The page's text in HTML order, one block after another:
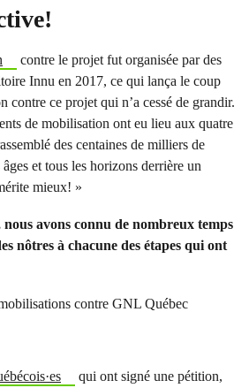
contre le projet fut organisée par des
Innu en 2017, ce qui lança le coup
contre ce projet qui n’a cessé de grandir.
de mobilisation ont eu lieu aux quatre
des centaines de milliers de
et tous les horizons derrière un
mieux! »
avons connu de nombreux temps
nôtres à chacune des étapes qui ont
qui ont signé une pétition,